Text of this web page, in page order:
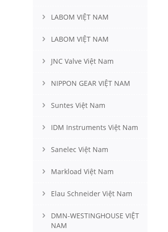
LABOM VIỆT NAM
LABOM VIỆT NAM
JNC Valve Việt Nam
NIPPON GEAR VIỆT NAM
Suntes Việt Nam
IDM Instruments Việt Nam
Sanelec Việt Nam
Markload Việt Nam
Elau Schneider Việt Nam
DMN-WESTINGHOUSE VIỆT
NAM